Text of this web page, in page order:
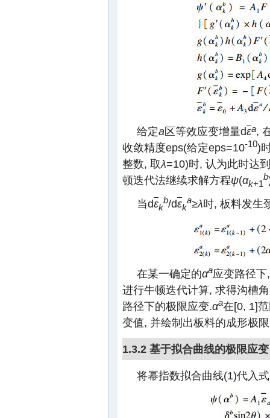
给定a区等效应变增量dεa,
收敛精度eps(给定eps=10-10)
整数, 取λ=10)时, 认为此时达
顿迭代法继续求解方程ψ(αk+1
b
当dεk
b/dεk
a≥λ时, 板料发生
在某一确定的αa应变路径
进行牛顿迭代计算, 求得沟槽
路径下的极限应变.αa在[0, 1]
变值, 并绘制出板料的成形极
1.3.2 基于拟合曲线的极限应变
将幂指数拟合曲线(1)代入